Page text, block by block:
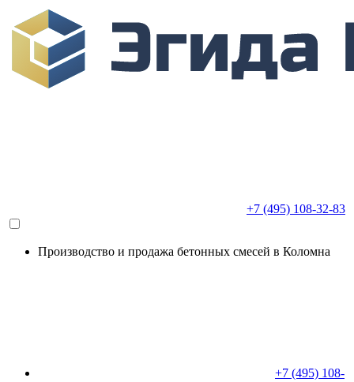
+7 (495) 108-32-83
Производство и продажа бетонных смесей в Коломна
+7 (495) 108-